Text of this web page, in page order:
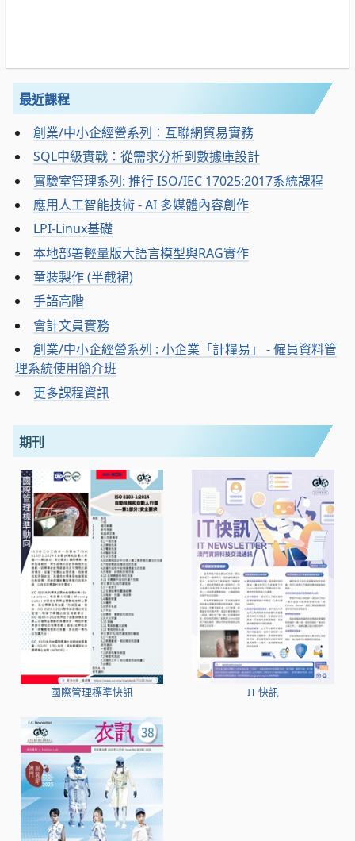
最近課程
創業/中小企經營系列：互聯網貿易實務
SQL中級實戰：從需求分析到數據庫設計
實驗室管理系列: 推行 ISO/IEC 17025:2017系統課程
應用人工智能技術 - AI 多媒體內容創作
LPI-Linux基礎
本地部署輕量版大語言模型與RAG實作
童裝製作 (半截裙)
手語高階
會計文員實務
創業/中小企經營系列 : 小企業「計糧易」 - 僱員資料管
理系統使用簡介班
更多課程資訊
期刊
國際管理標準快訊 IT 快訊